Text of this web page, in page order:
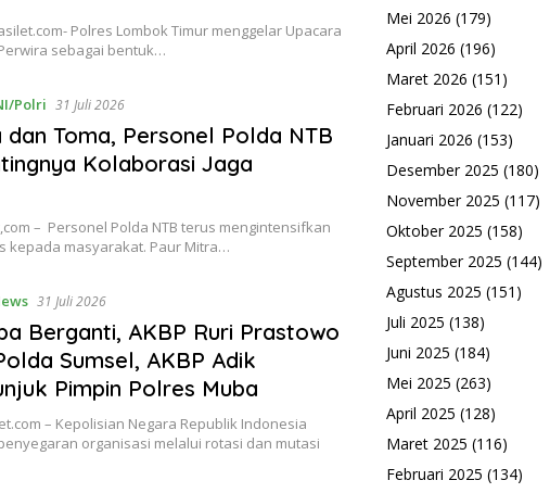
Polres Lombok Timur menggelar Upacara
sebagai bentuk…
Polri 31 Juli 2026
dan Toma, Personel Polda NTB
Kolaborasi Jaga
– Personel Polda NTB terus mengintensifkan
kepada masyarakat. Paur Mitra…
31 Juli 2026
Berganti, AKBP Ruri Prastowo
Sumsel, AKBP Adik
Pimpin Polres Muba
– Kepolisian Negara Republik Indonesia
organisasi melalui rotasi dan mutasi
Mei 2026 (179)
April 2026 (196)
Maret 2026 (151)
Februari 2026 (122)
Januari 2026 (153)
Desember 2025 (180)
November 2025 (117)
Oktober 2025 (158)
September 2025 (144)
Agustus 2025 (151)
Juli 2025 (138)
Juni 2025 (184)
Mei 2025 (263)
April 2025 (128)
Maret 2025 (116)
Februari 2025 (134)